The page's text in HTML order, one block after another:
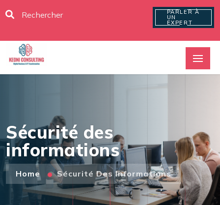
PARLER À
UN
EXPERT
Sécurité des
informations
Home Sécurité Des Informations